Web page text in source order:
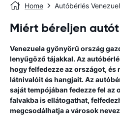
Home Autóbérlés
Miért béreljen
Venezuela gyönyörű ország
lenyűgöző tájakkal. Az
hogy felfedezze az országot, és
látnivalóit és hangjait. Az
saját tempójában fedezze fel az
falvakba is ellátogathat,
megcsodálhatja a városok